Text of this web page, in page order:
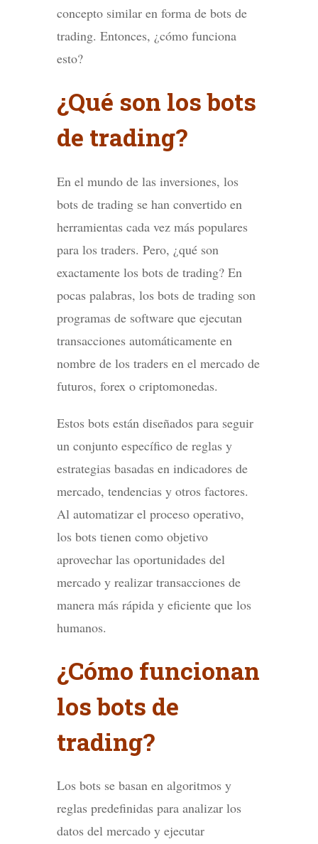
concepto similar en forma de bots de
trading. Entonces, ¿cómo funciona
esto?
¿Qué son los bots
de trading?
En el mundo de las inversiones, los
bots de trading se han convertido en
herramientas cada vez más populares
para los traders. Pero, ¿qué son
exactamente los bots de trading? En
pocas palabras, los bots de trading son
programas de software que ejecutan
transacciones automáticamente en
nombre de los traders en el mercado de
futuros, forex o criptomonedas.
Estos bots están diseñados para seguir
un conjunto específico de reglas y
estrategias basadas en indicadores de
mercado, tendencias y otros factores.
Al automatizar el proceso operativo,
los bots tienen como objetivo
aprovechar las oportunidades del
mercado y realizar transacciones de
manera más rápida y eficiente que los
humanos.
¿Cómo funcionan
los bots de
trading?
Los bots se basan en algoritmos y
reglas predefinidas para analizar los
datos del mercado y ejecutar